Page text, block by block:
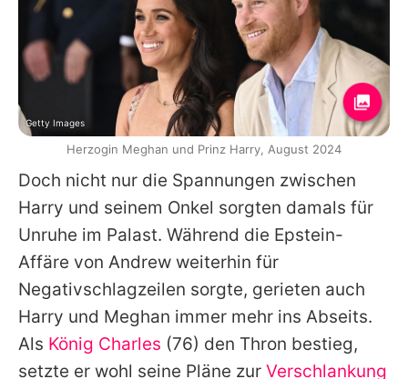
Doch nicht nur die Spannungen zwischen
Harry und seinem Onkel sorgten damals für
Unruhe im Palast. Während die Epstein-
Affäre von Andrew weiterhin für
Negativschlagzeilen sorgte, gerieten auch
Harry und Meghan immer mehr ins Abseits.
Als König Charles (76) den Thron bestieg,
setzte er wohl seine Pläne zur Verschlankung
Getty Images
Herzogin Meghan und Prinz Harry, August 2024